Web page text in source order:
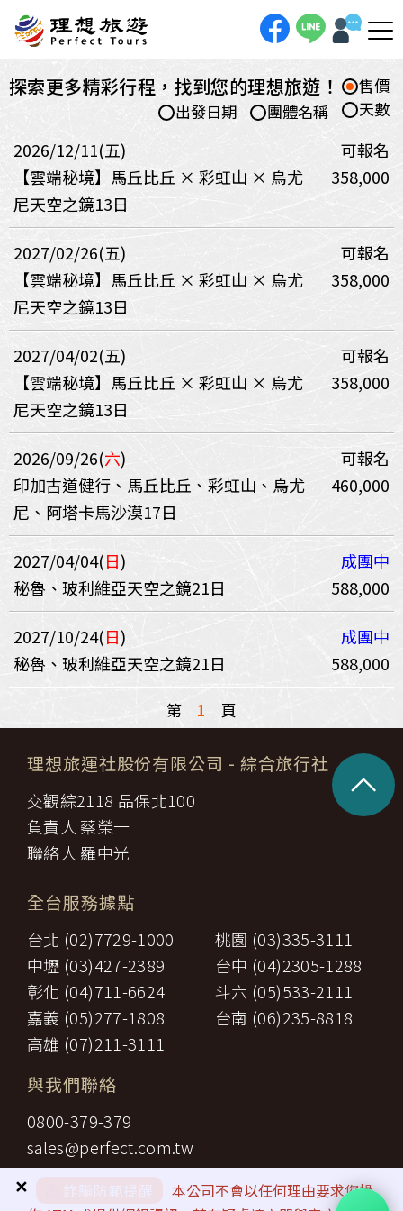
探索更多精彩行程，找到您的理想旅遊！
售價
天數
團體名稱
出發日期
2026/12/11(五)
可報名
【雲端秘境】馬丘比丘 × 彩虹山 × 烏尤
尼天空之鏡13日
358,000
2027/02/26(五)
可報名
【雲端秘境】馬丘比丘 × 彩虹山 × 烏尤
尼天空之鏡13日
358,000
2027/04/02(五)
可報名
【雲端秘境】馬丘比丘 × 彩虹山 × 烏尤
尼天空之鏡13日
358,000
2026/09/26(六)
可報名
印加古道健行、馬丘比丘、彩虹山、烏尤
尼、阿塔卡馬沙漠17日
460,000
2027/04/04(日)
成團中
秘魯、玻利維亞天空之鏡21日
588,000
2027/10/24(日)
成團中
秘魯、玻利維亞天空之鏡21日
588,000
第 1 頁
詐騙防範提醒
本公司不會以任何理由要求您操
✕
理想旅運社股份有限公司 - 綜合旅行社
交觀綜2118 品保北100
負責人 蔡榮一
聯絡人 羅中光
全台服務據點
台北 (02)7729-1000
桃園 (03)335-3111
中壢 (03)427-2389
台中 (04)2305-1288
彰化 (04)711-6624
斗六 (05)533-2111
嘉義 (05)277-1808
台南 (06)235-8818
高雄 (07)211-3111
與我們聯絡
0800-379-379
sales@perfect.com.tw
^